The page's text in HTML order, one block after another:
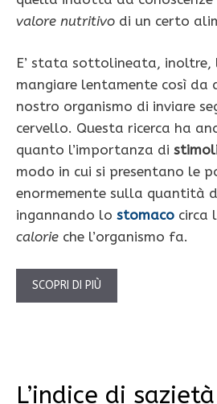
valore nutritivo di un certo
E’ stata sottolineata, inoltre,
mangiare lentamente così da
nostro organismo di inviare
cervello. Questa ricerca ha
quanto l’importanza di
modo in cui si presentano le
enormemente sulla quantità
ingannando lo stomaco circa
calorie che l’organismo fa.
SCOPRI DI PIÙ
L’indice di sazietà